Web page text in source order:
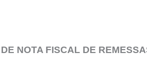
NOTA FISCAL DE